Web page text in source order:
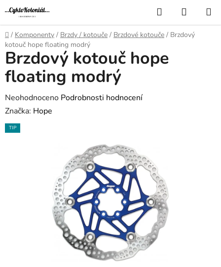
Přejít
na
obsah
Hledat
KOŠÍK
Domů
/ Komponenty / Brzdy / kotouče / Brzdové kotouče / Brzdový
kotouč hope floating modrý
Brzdový kotouč hope
floating modrý
Průměrné
hodnocení
produktu
Neohodnoceno Podrobnosti hodnocení
Značka: Hope
TIP